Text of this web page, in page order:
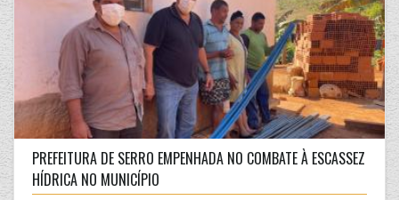
PREFEITURA DE SERRO EMPENHADA NO COMBATE À ESCASSEZ
HÍDRICA NO MUNICÍPIO